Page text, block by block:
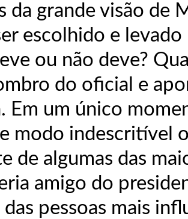
da grande visão de
escolhido e
ou não deve?
do oficial e
Em um único
modo indescritível
de algumas das
amigo do
pessoas mais